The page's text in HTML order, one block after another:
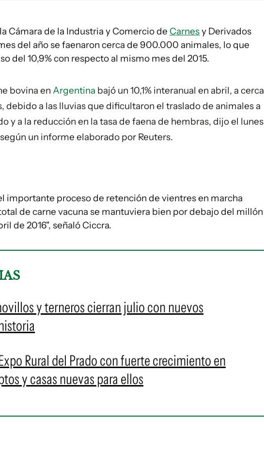
Cámara de la Industria y Comercio de Carnesy Derivados
del año se faenaron cerca de 900.000 animales, lo que
del 10,9% con respecto al mismo mes del 2015.
bovina en Argentina bajó un 10,1% interanual en abril, a cerca
debido a las lluvias que dificultaron el traslado de animales a
y a la reducción en la tasa de faena de hembras, dijo el lunes
un informe elaborado por Reuters.
importante proceso de retención de vientres en marcha
de carne vacuna se mantuviera bien por debajo del millón
de 2016", señaló Ciccra.
y terneros cierran julio con nuevos
Rural del Prado con fuerte crecimiento en
y casas nuevas para ellos